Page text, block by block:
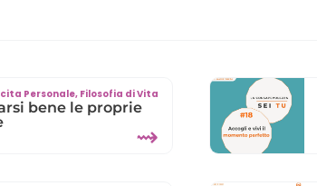
Personale, Filosofia di Vita
bene le proprie
⇝